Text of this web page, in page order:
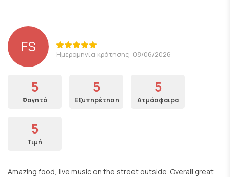
FS Ημερομηνία κράτησης: 08/06/2026
5
Φαγητό
5
Εξυπηρέτηση
5
Ατμόσφαιρα
5
Τιμή
Amazing food, live music on the street outside. Overall great